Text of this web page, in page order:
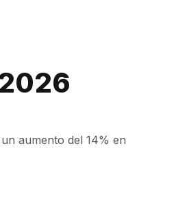
aumento del 14% en